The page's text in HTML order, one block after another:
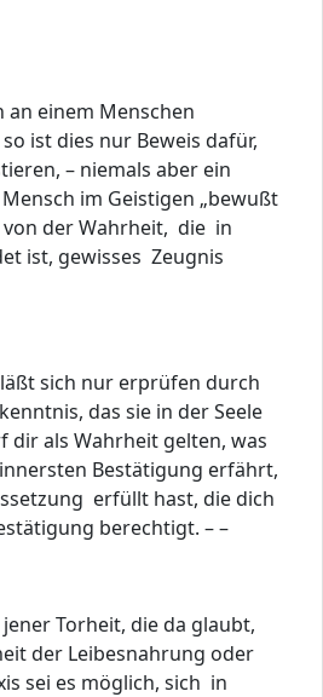
einem Menschen
ist dies nur Beweis dafür,
– niemals aber ein
Mensch im Geistigen „bewußt
von der Wahrheit, die in
ist, gewisses Zeugnis
sich nur erprüfen durch
das sie in der Seele
als Wahrheit gelten, was
Bestätigung erfährt,
erfüllt hast, die dich
berechtigt. – –
Torheit, die da glaubt,
der Leibesnahrung oder
sei es möglich, sich in